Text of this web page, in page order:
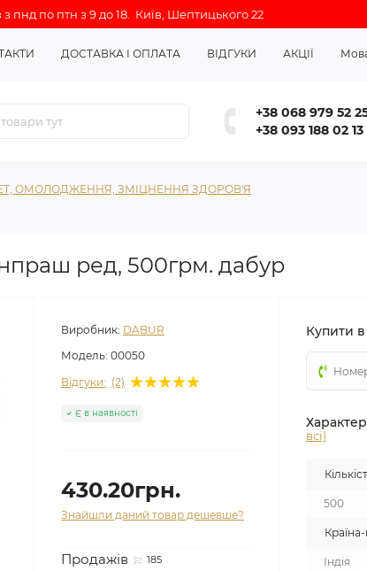
пнд по птн з 9 до 18. Київ, Шептицького 22
ДОСТАВКА І ОПЛАТА ВІДГУКИ АКЦІЇ
+38 068 979 52
+38 093 188 02 13
ОМОЛОДЖЕННЯ, ЗМІЦНЕННЯ ЗДОРОВ'Я
ред, 500грм. дабур
Виробник: DABUR
Модель: 00050
Відгуки: (2)
Є в наявності
430.20грн.
Знайшли даний товар дешевше?
Продажів 185
Купити
всі)
500
Індія